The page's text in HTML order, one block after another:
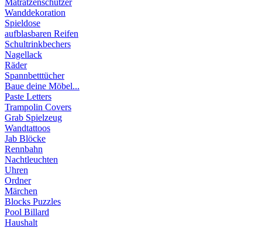
Matratzenschützer
Wanddekoration
Spieldose
aufblasbaren Reifen
Schultrinkbechers
Nagellack
Räder
Spannbetttücher
Baue deine Möbel...
Paste Letters
Trampolin Covers
Grab Spielzeug
Wandtattoos
Jab Blöcke
Rennbahn
Nachtleuchten
Uhren
Ordner
Märchen
Blocks Puzzles
Pool Billard
Haushalt